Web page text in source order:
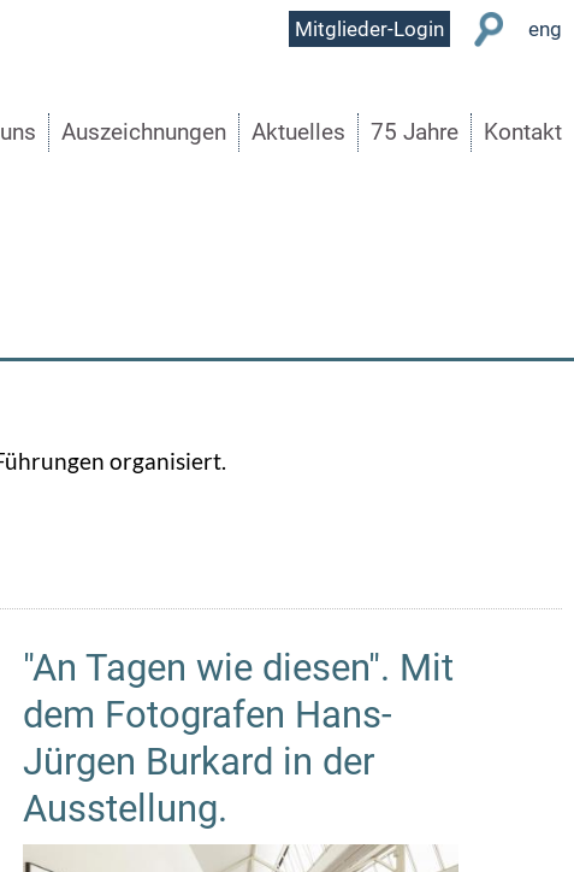
User
Mitglieder-Login eng
Auszeichnungen Aktuelles 75 Jahre Kontakt
organisiert.
"An Tagen wie diesen". Mit
dem Fotografen Hans-
Jürgen Burkard in der
Ausstellung.